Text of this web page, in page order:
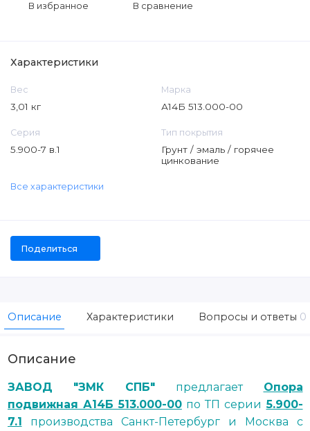
В избранное В сравнение
Характеристики
Вес
3,01 кг
Марка
А14Б 513.000-00
Серия
5.900-7 в.1
Тип покрытия
Грунт / эмаль / горячее
цинкование
Все характеристики
Поделиться
Описание Характеристики Вопросы и ответы 0
Описание
ЗАВОД "ЗМК СПБ" предлагает Опора
подвижная А14Б 513.000-00по ТП серии5.900-
7.1 производства Санкт-Петербург и Москва с